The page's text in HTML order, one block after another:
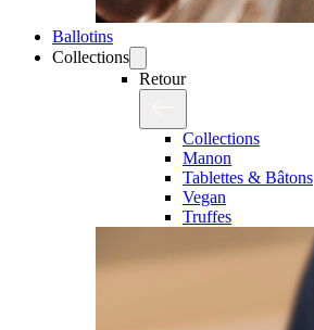
Ballotins
Collections
Retour
Collections
Manon
Tablettes & Bâtons
Vegan
Truffes